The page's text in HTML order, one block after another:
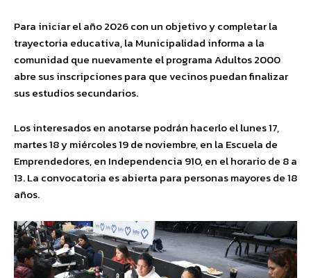
Para iniciar el año 2026 con un objetivo y completar la
trayectoria educativa, la Municipalidad informa a la
comunidad que nuevamente el programa Adultos 2000
abre sus inscripciones para que vecinos puedan finalizar
sus estudios secundarios.
Los interesados en anotarse podrán hacerlo el lunes 17,
martes 18 y miércoles 19 de noviembre, en la Escuela de
Emprendedores, en Independencia 910, en el horario de 8 a
13. La convocatoria es abierta para personas mayores de 18
años.